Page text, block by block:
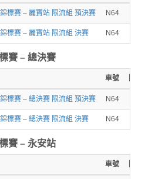
標賽 – 麗寶站 限流組 預決賽 N64
標賽 – 麗寶站 限流組 決賽 N64
賽 – 總決賽
車號
標賽 – 總決賽 限流組 預決賽 N64
標賽 – 總決賽 限流組 決賽 N64
賽 – 永安站
車號